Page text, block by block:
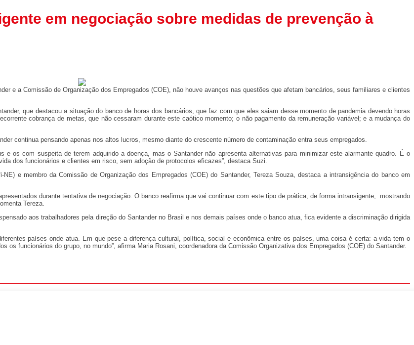
em negociação sobre medidas de prevenção à
e a Comissão de Organização dos Empregados (COE), não houve avanços nas questões que afetam bancários, seus familiares e clientes
que destacou a situação do banco de horas dos bancários, que faz com que eles saiam desse momento de pandemia devendo horas
cobrança de metas, que não cessaram durante este caótico momento; o não pagamento da remuneração variável; e a mudança do
continua pensando apenas nos altos lucros, mesmo diante do crescente número de contaminação entra seus empregados.
e os com suspeita de terem adquirido a doença, mas o Santander não apresenta alternativas para minimizar este alarmante quadro. É o
dos funcionários e clientes em risco, sem adoção de protocolos eficazes”, destaca Suzi.
e membro da Comissão de Organização dos Empregados (COE) do Santander, Tereza Souza, destaca a intransigência do banco em
durante tentativa de negociação. O banco reafirma que vai continuar com este tipo de prática, de forma intransigente, mostrando
Tereza.
aos trabalhadores pela direção do Santander no Brasil e nos demais países onde o banco atua, fica evidente a discriminação dirigida
países onde atua. Em que pese a diferença cultural, política, social e econômica entre os países, uma coisa é certa: a vida tem o
os funcionários do grupo, no mundo”, afirma Maria Rosani, coordenadora da Comissão Organizativa dos Empregados (COE) do Santander.